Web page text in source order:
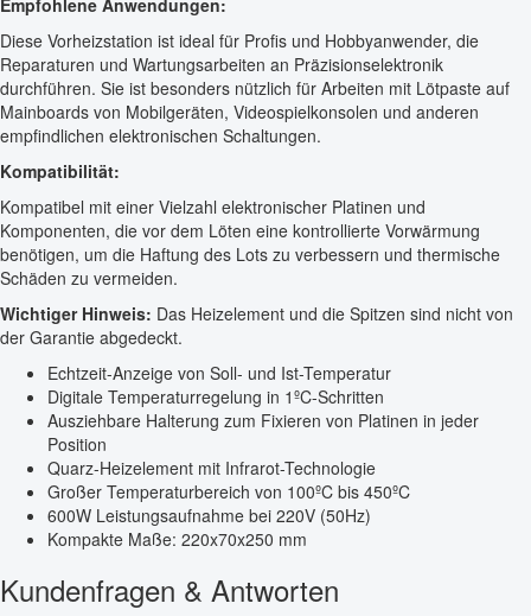
Empfohlene Anwendungen:
Diese Vorheizstation ist ideal für Profis und Hobbyanwender, die
Reparaturen und Wartungsarbeiten an Präzisionselektronik
durchführen. Sie ist besonders nützlich für Arbeiten mit Lötpaste auf
Mainboards von Mobilgeräten, Videospielkonsolen und anderen
empfindlichen elektronischen Schaltungen.
Kompatibilität:
Kompatibel mit einer Vielzahl elektronischer Platinen und
Komponenten, die vor dem Löten eine kontrollierte Vorwärmung
benötigen, um die Haftung des Lots zu verbessern und thermische
Schäden zu vermeiden.
Wichtiger Hinweis: Das Heizelement und die Spitzen sind nicht von
der Garantie abgedeckt.
Echtzeit-Anzeige von Soll- und Ist-Temperatur
Digitale Temperaturregelung in 1ºC-Schritten
Ausziehbare Halterung zum Fixieren von Platinen in jeder
Position
Quarz-Heizelement mit Infrarot-Technologie
Großer Temperaturbereich von 100ºC bis 450ºC
600W Leistungsaufnahme bei 220V (50Hz)
Kompakte Maße: 220x70x250 mm
Kundenfragen & Antworten